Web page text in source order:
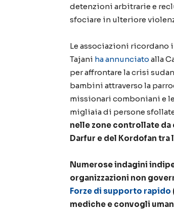
detenzioni arbitrarie e
sfociare in ulteriore
Le associazioni ricordano
Tajani ha annunciato alla
per affrontare la crisi
bambini attraverso la
missionari comboniani e
migliaia di persone
nelle zone controllate
Darfur e del Kordofan
Numerose indagini
organizzazioni non
Forze di supporto rapido
mediche e convogli